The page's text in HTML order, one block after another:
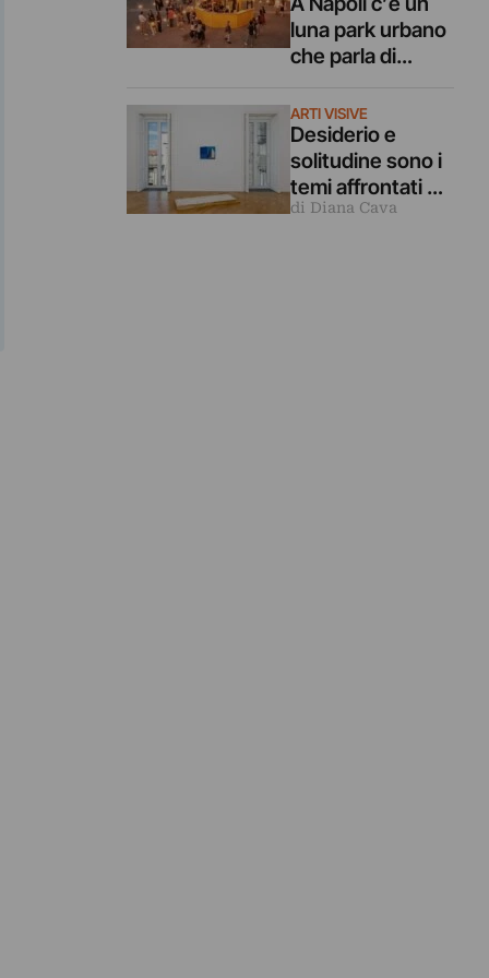
luna park urbano
che parla di
sostenibilità e
innovazione
ARTI VISIVE
Desiderio e
solitudine sono i
temi affrontati da
due artiste nelle
di Diana Cava